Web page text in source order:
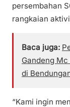
persembahan
rangkaian
Baca juga:
Gandeng
di
“Kami ingin